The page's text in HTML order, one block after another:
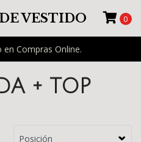
Compras Online.
VESTIDO 0
+ TOP